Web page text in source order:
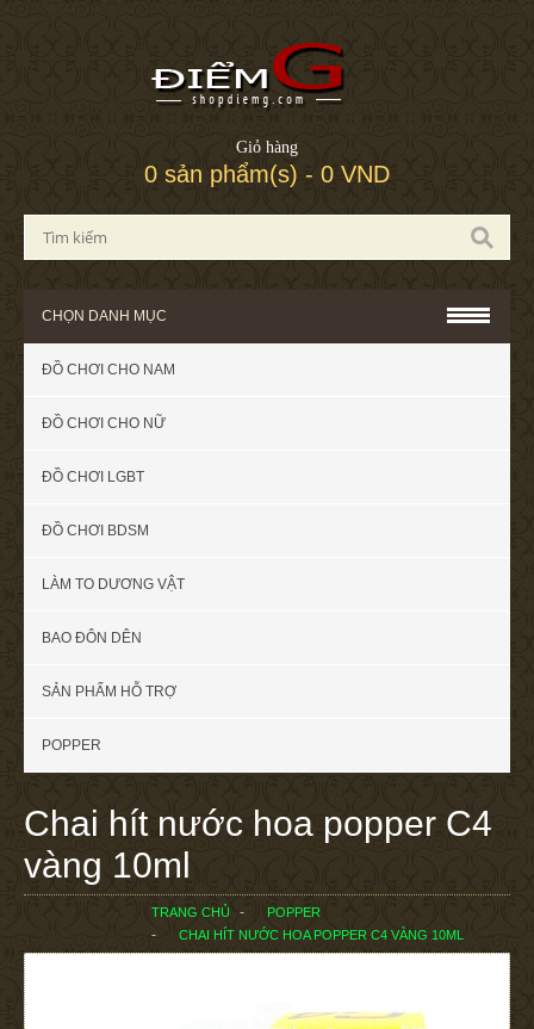
Giỏ hàng
0 sản phẩm(s) - 0 VND
CHỌN DANH MỤC
ĐỒ CHƠI CHO NAM
ĐỒ CHƠI CHO NỮ
ĐỒ CHƠI LGBT
ĐỒ CHƠI BDSM
LÀM TO DƯƠNG VẬT
BAO ĐÔN DÊN
SẢN PHẨM HỖ TRỢ
POPPER
Chai hít nước hoa popper C4
vàng 10ml
TRANG CHỦ
POPPER
CHAI HÍT NƯỚC HOA POPPER C4 VÀNG 10ML